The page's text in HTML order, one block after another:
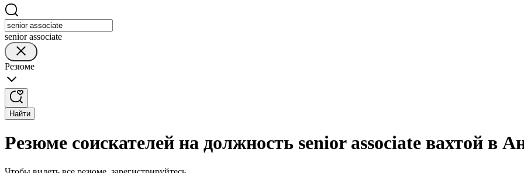
senior associate
Резюме
Найти
Резюме соискателей на должность senior associate вахтой в